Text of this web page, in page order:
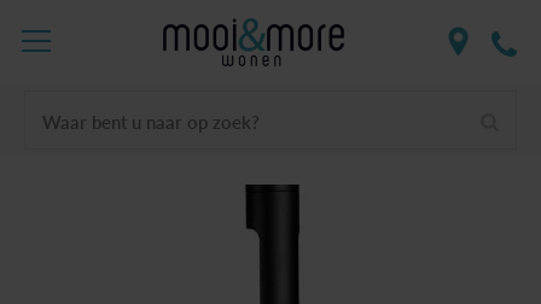
Waar bent u naar op zoek?